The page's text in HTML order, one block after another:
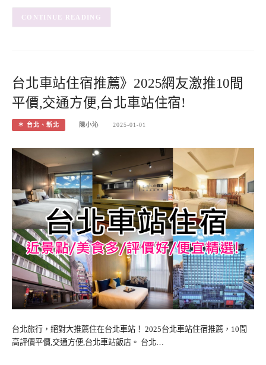
CONTINUE READING
台北車站住宿推薦》2025網友激推10間
平價,交通方便,台北車站住宿!
＊ 台北、新北 陳小沁 2025-01-01
台北旅行，絕對大推薦住在台北車站！ 2025台北車站住宿推薦，10間
高評價平價,交通方便,台北車站飯店。 台北…